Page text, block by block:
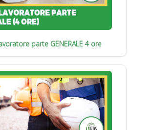
parte GENERALE 4 ore